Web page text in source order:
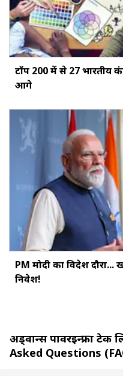
टॉप 200 में से 27 भारतीय
आगे
PM मोदी का विदेश दौरा...
निवेश!
अड्वान्स पावरईन्फ्रा
Asked Questions